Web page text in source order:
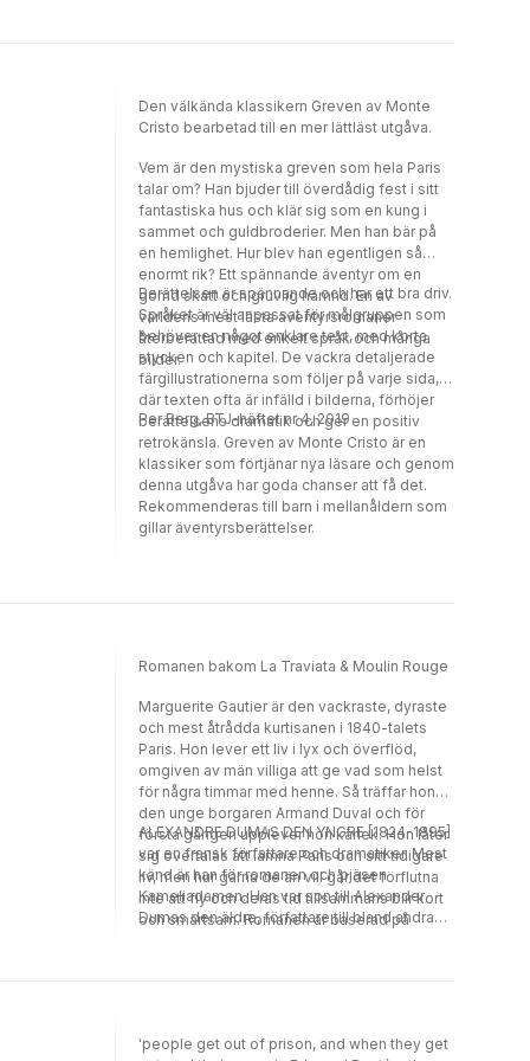
was inspired by a real-life case of wrongful
imprisonment when writing his epic tale of
Den välkända klassikern Greven av Monte
Cristo bearbetad till en mer lättläst utgåva.
Vem är den mystiska greven som hela Paris
talar om? Han bjuder till överdådig fest i sitt
fantastiska hus och klär sig som en kung i
sammet och guldbroderier. Men han bär på
en hemlighet. Hur blev han egentligen så
enormt rik? Ett spännande äventyr om en
gömd skatt och gruvlig hämnd. En av
världens mest lästa äventyrsromaner
återberättad med enkelt språk och många
bilder.
Berättelsen är spännande och har ett bra driv.
Språket är väl anpassat för målgruppen som
behöver en något enklare text, med korta
stycken och kapitel. De vackra detaljerade
färgillustrationerna som följer på varje sida,
där texten ofta är infälld i bilderna, förhöjer
berättelsens dramatik och ger en positiv
retrokänsla. Greven av Monte Cristo är en
klassiker som förtjänar nya läsare och genom
denna utgåva har goda chanser att få det.
Rekommenderas till barn i mellanåldern som
gillar äventyrsberättelser.
Per Berg, BTJ-häftet nr 4, 2019
Romanen bakom La Traviata & Moulin Rouge
Marguerite Gautier är den vackraste, dyraste
och mest åtrådda kurtisanen i 1840-talets
Paris. Hon lever ett liv i lyx och överflöd,
omgiven av män villiga att ge vad som helst
för några timmar med henne. Så träffar hon
den unge borgaren Armand Duval och för
första gången upplever hon kärlek. Hon låter
sig övertalas att lämna Paris och sitt tidigare
liv, men hur gärna de än vill går det förflutna
inte att fly och deras tid tillsammans blir kort
och smärtsam. Romanen är baserad på
publicerades 1848 och adapterades kort
Giuseppe Verdi för att tonsätta den, och ett år
ALEXANDRE DUMAS DEN YNGRE [1824-1895]
var en fransk författare och dramatiker. Mest
känd är han för romanen och pjäsen
Kameliadamen. Han var son till Alexander
Dumas den äldre, författare till bland andra
'people get out of prison, and when they get